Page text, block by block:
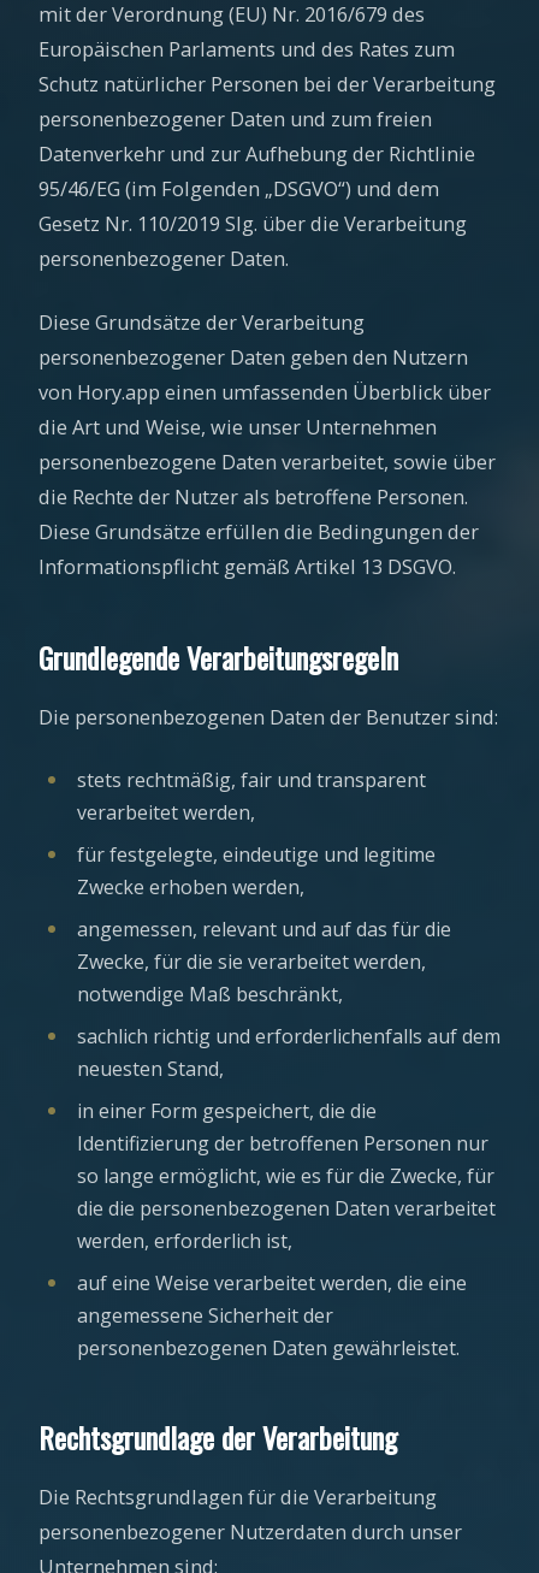
mit der Verordnung (EU) Nr. 2016/679 des
Europäischen Parlaments und des Rates zum
Schutz natürlicher Personen bei der Verarbeitung
personenbezogener Daten und zum freien
Datenverkehr und zur Aufhebung der Richtlinie
95/46/EG (im Folgenden „DSGVO“) und dem
Gesetz Nr. 110/2019 Slg. über die Verarbeitung
personenbezogener Daten.
Diese Grundsätze der Verarbeitung
personenbezogener Daten geben den Nutzern
von Hory.app einen umfassenden Überblick über
die Art und Weise, wie unser Unternehmen
personenbezogene Daten verarbeitet, sowie über
die Rechte der Nutzer als betroffene Personen.
Diese Grundsätze erfüllen die Bedingungen der
Informationspflicht gemäß Artikel 13 DSGVO.
Grundlegende Verarbeitungsregeln
Die personenbezogenen Daten der Benutzer sind:
stets rechtmäßig, fair und transparent
verarbeitet werden,
für festgelegte, eindeutige und legitime
Zwecke erhoben werden,
angemessen, relevant und auf das für die
Zwecke, für die sie verarbeitet werden,
notwendige Maß beschränkt,
sachlich richtig und erforderlichenfalls auf dem
neuesten Stand,
in einer Form gespeichert, die die
Identifizierung der betroffenen Personen nur
so lange ermöglicht, wie es für die Zwecke, für
die die personenbezogenen Daten verarbeitet
werden, erforderlich ist,
auf eine Weise verarbeitet werden, die eine
angemessene Sicherheit der
personenbezogenen Daten gewährleistet.
Rechtsgrundlage der Verarbeitung
Die Rechtsgrundlagen für die Verarbeitung
personenbezogener Nutzerdaten durch unser
Unternehmen sind: